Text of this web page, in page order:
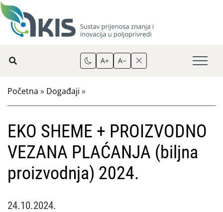
A+ A−
Početna » Događaji »
EKO SHEME + PROIZVODNO
VEZANA PLAĆANJA (biljna
proizvodnja) 2024.
24.10.2024.